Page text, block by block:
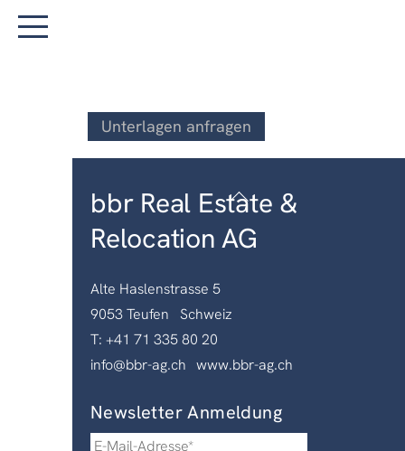
Skip
Menu
Unterlagen anfragen
Back
To
Top
bbr Real Estate &
Relocation AG
Alte Haslenstrasse 5
9053 Teufen Schweiz
T: +41 71 335 80 20
info@bbr-ag.ch www.bbr-ag.ch
Newsletter Anmeldung